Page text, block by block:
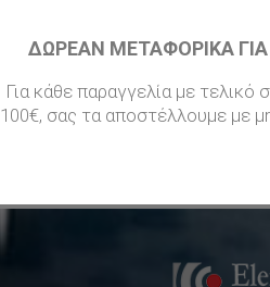
ΔΩΡΕΑΝ ΜΕΤΑΦΟΡΙΚΆ
Για κάθε παραγγελία με
100€, σας τα αποστέλλουμε με